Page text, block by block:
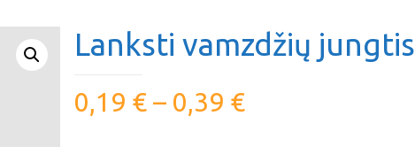
Lanksti vamzdžių jungtis
0,19 €– 0,39 €